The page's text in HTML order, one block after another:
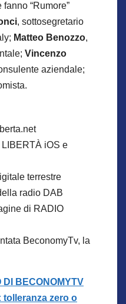
“Rumore”
, sottosegretario
Matteo Benozzo,
Vincenzo
aziendale;
iOS e
terrestre
radio DAB
di RADIO
BeconomyTv, la
DI BECONOMYTV
zero o